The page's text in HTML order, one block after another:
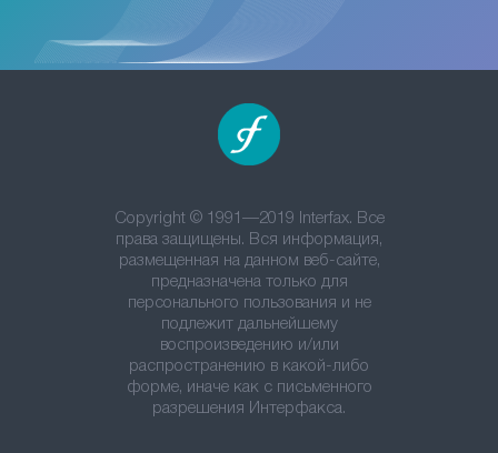
Copyright © 1991—2019 Interfax. Все
права защищены. Вся информация,
размещенная на данном веб-сайте,
предназначена только для
персонального пользования и не
подлежит дальнейшему
воспроизведению и/или
распространению в какой-либо
форме, иначе как с письменного
разрешения Интерфакса.